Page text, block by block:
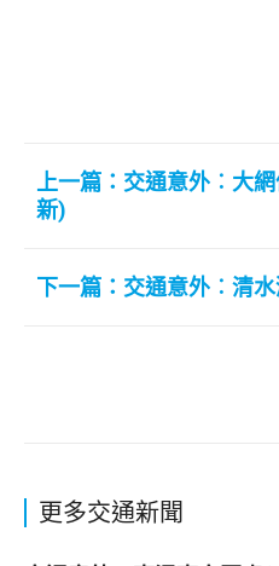
上一篇：交通意外︰大
新)
下一篇：交通意外︰清
更多交通新聞